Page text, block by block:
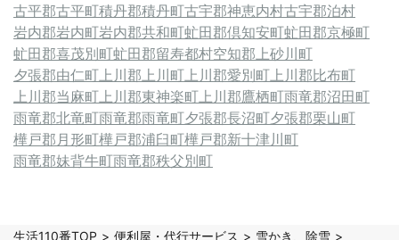
古平郡古平町積丹郡積丹町古宇郡神恵内村古宇郡泊村
岩内郡岩内町岩内郡共和町虻田郡倶知安町虻田郡京極町
虻田郡喜茂別町虻田郡留寿都村空知郡上砂川町
夕張郡由仁町 上川郡上川町 上川郡愛別町 上川郡比布町
上川郡当麻町 上川郡東神楽町 上川郡鷹栖町雨竜郡沼田町
雨竜郡北竜町雨竜郡雨竜町夕張郡長沼町夕張郡栗山町
樺戸郡月形町樺戸郡浦臼町樺戸郡新十津川町
雨竜郡妹背牛町雨竜郡秩父別町
生活110番TOP 便利屋・代行サービス
雪かき、除雪